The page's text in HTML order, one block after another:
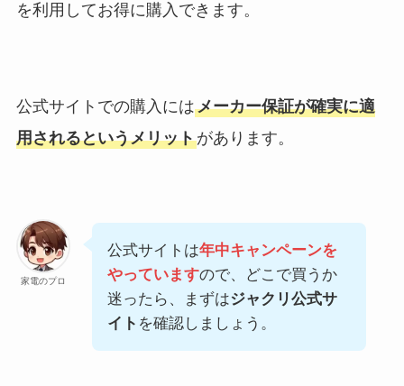
を利用してお得に購入できます。
公式サイトでの購入にはメーカー保証が確実に適
用されるというメリットがあります。
家電のプロ
公式サイトは年中キャンペーンを
やっていますので、どこで買うか
迷ったら、まずはジャクリ公式サ
イト を確認しましょう。